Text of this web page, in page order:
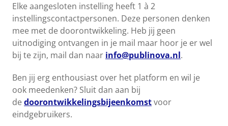
Elke aangesloten instelling heeft 1 à 2
instellingscontactpersonen. Deze personen denken
mee met de doorontwikkeling. Heb jij geen
uitnodiging ontvangen in je mail maar hoor je er wel
bij te zijn, mail dan naar info@publinova.nl.
Ben jij erg enthousiast over het platform en wil je
ook meedenken? Sluit dan aan bij
de doorontwikkelingsbijeenkomstvoor
eindgebruikers.